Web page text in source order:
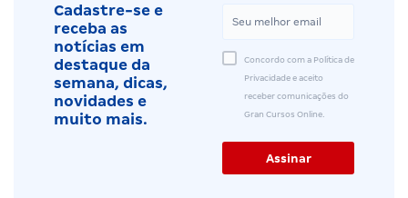
Cadastre-se e
receba as
notícias em
destaque da
semana, dicas,
novidades e
muito mais.
Concordo com a Política de
Privacidade e aceito
receber comunicações do
Gran Cursos Online.